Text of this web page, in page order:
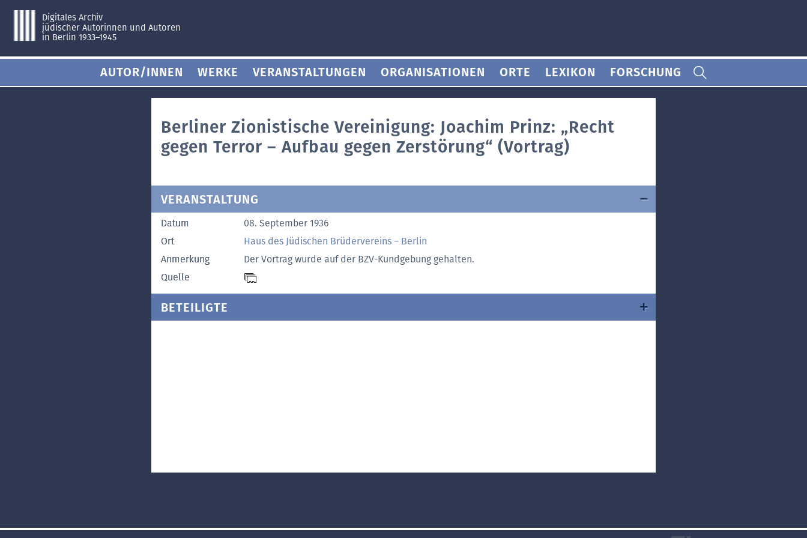
Digitales Archiv
jüdischer Autorinnen und Autoren
in Berlin 1933–1945
AUTOR/INNEN WERKE VERANSTALTUNGEN ORGANISATIONEN ORTE LEXIKON FORSCHUNG
Berliner Zionistische Vereinigung: Joachim Prinz: „Recht
gegen Terror – Aufbau gegen Zerstörung“ (Vortrag)
VERANSTALTUNG
Datum
08. September 1936
Ort
Haus des Jüdischen Brüdervereins – Berlin
Anmerkung
Der Vortrag wurde auf der BZV-Kundgebung gehalten.
Quelle
BETEILIGTE